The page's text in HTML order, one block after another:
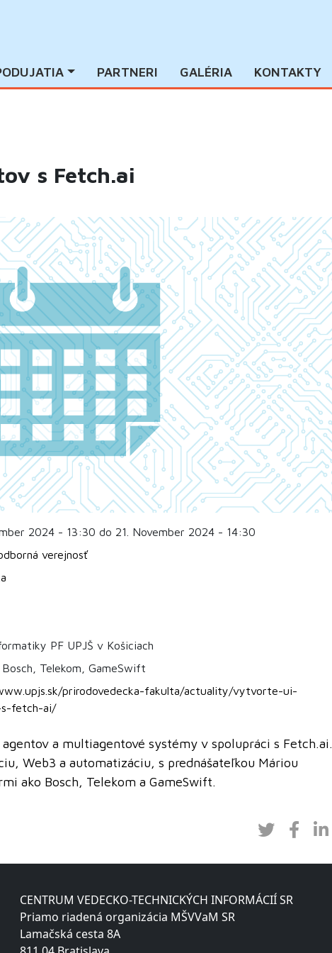
PARTNERI GALÉRIA KONTAKTY
s Fetch.ai
2024 - 13:30 do 21. November 2024 - 14:30
verejnosť
PF UPJŠ v Košiciach
Telekom, GameSwift
prirodovedecka-fakulta/actuality/vytvorte-ui-
fetch-ai/
a multiagentové systémy v spolupráci s Fetch.ai.
Web3 a automatizáciu, s prednášateľkou Máriou
ako Bosch, Telekom a GameSwift.
CENTRUM VEDECKO-TECHNICKÝCH INFORMÁCIÍ SR
Priamo riadená organizácia MŠVVaM SR
Lamačská cesta 8A